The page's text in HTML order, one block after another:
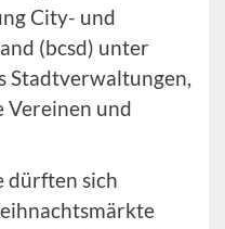
City- und
(bcsd) unter
Stadtverwaltungen,
und
dürften sich